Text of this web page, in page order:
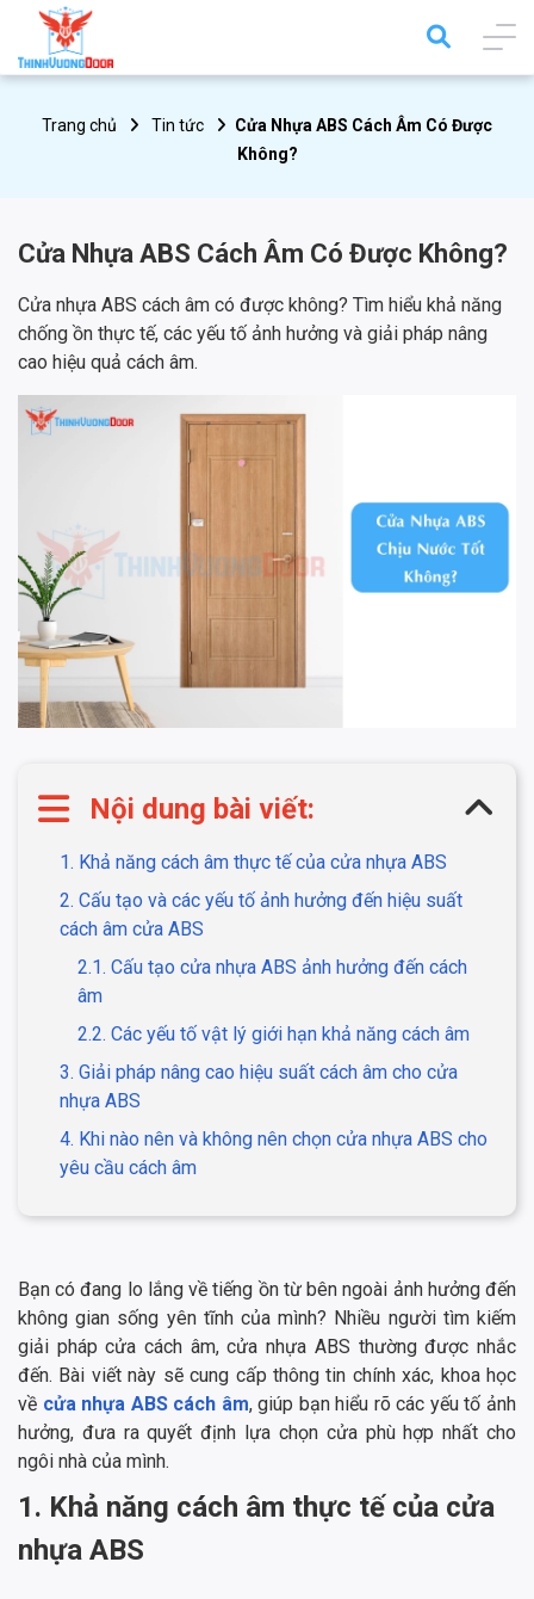
Trang chủ Tin tức
Cửa Nhựa ABS Cách Âm Có Được
Không?
Cửa Nhựa ABS Cách Âm Có Được Không?
Cửa nhựa ABS cách âm có được không? Tìm hiểu khả năng
chống ồn thực tế, các yếu tố ảnh hưởng và giải pháp nâng
cao hiệu quả cách âm.
Nội dung bài viết:
1. Khả năng cách âm thực tế của cửa nhựa ABS
2. Cấu tạo và các yếu tố ảnh hưởng đến hiệu suất
cách âm cửa ABS
2.1. Cấu tạo cửa nhựa ABS ảnh hưởng đến cách
âm
2.2. Các yếu tố vật lý giới hạn khả năng cách âm
3. Giải pháp nâng cao hiệu suất cách âm cho cửa
nhựa ABS
4. Khi nào nên và không nên chọn cửa nhựa ABS cho
yêu cầu cách âm
Bạn có đang lo lắng về tiếng ồn từ bên ngoài ảnh hưởng đến
không gian sống yên tĩnh của mình? Nhiều người tìm kiếm
giải pháp cửa cách âm, cửa nhựa ABS thường được nhắc
đến. Bài viết này sẽ cung cấp thông tin chính xác, khoa học
về cửa nhựa ABS cách âm, giúp bạn hiểu rõ các yếu tố ảnh
hưởng, đưa ra quyết định lựa chọn cửa phù hợp nhất cho
ngôi nhà của mình.
1. Khả năng cách âm thực tế của cửa
nhựa ABS